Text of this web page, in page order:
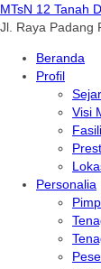
MTsN 12 Tanah
Jl. Raya Padang
Beranda
Profil
Visi
Personalia